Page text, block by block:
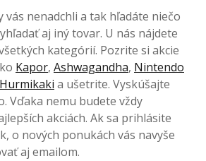
vás nenadchli a tak hľadáte niečo
aj iný tovar. U nás nájdete
kategórií. Pozrite si akcie
Kapor, Ashwagandha, Nintendo
Hurmikaki a ušetrite. Vyskúšajte
Vďaka nemu budete vždy
akciách. Ak sa prihlásite
o nových ponukách vás navyše
aj emailom.